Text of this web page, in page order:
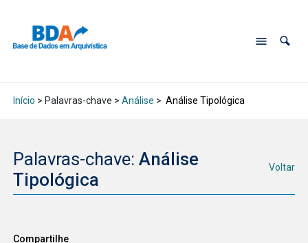
Início > Palavras-chave > Análise > Análise Tipológica
Palavras-chave: Análise
Tipológica
Voltar
Compartilhe